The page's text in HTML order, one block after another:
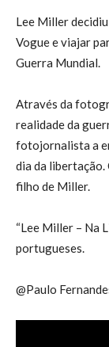
Lee Miller
Vogue e viajar
Guerra Mundial.
Através da
realidade da
fotojornalista a
dia da
filho de Miller.
“Lee Miller – Na
portugueses.
@Paulo